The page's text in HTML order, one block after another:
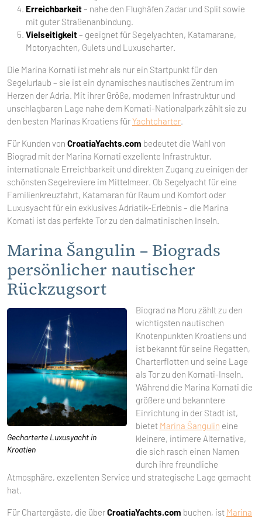
Erreichbarkeit– nahe den Flughäfen Zadar und Split sowie
mit guter Straßenanbindung.
Vielseitigkeit– geeignet für Segelyachten, Katamarane,
Motoryachten, Gulets und Luxuscharter.
Die Marina Kornati ist mehr als nur ein Startpunkt für den
Segelurlaub – sie ist ein dynamisches nautisches Zentrum im
Herzen der Adria. Mit ihrer Größe, modernen Infrastruktur und
unschlagbaren Lage nahe dem Kornati-Nationalpark zählt sie zu
den besten Marinas Kroatiens fürYachtcharter.
Für Kunden von CroatiaYachts.com bedeutet die Wahl von
Biograd mit der Marina Kornati exzellente Infrastruktur,
internationale Erreichbarkeit und direkten Zugang zu einigen der
schönsten Segelreviere im Mittelmeer. Ob Segelyacht für eine
Familienkreuzfahrt, Katamaran für Raum und Komfort oder
Luxusyacht für ein exklusives Adriatik-Erlebnis – die Marina
Kornati ist das perfekte Tor zu den dalmatinischen Inseln.
Marina Šangulin – Biograds
persönlicher nautischer
Rückzugsort
Gecharterte Luxusyacht in
Kroatien
Biograd na Moru zählt zu den
wichtigsten nautischen
Knotenpunkten Kroatiens und
ist bekannt für seine Regatten,
Charterflotten und seine Lage
als Tor zu den Kornati-Inseln.
Während die Marina Kornati die
größere und bekanntere
Einrichtung in der Stadt ist,
bietet Marina Šangulin eine
kleinere, intimere Alternative,
die sich rasch einen Namen
durch ihre freundliche
Atmosphäre, exzellenten Service und strategische Lage gemacht
hat.
Für Chartergäste, die überCroatiaYachts.com buchen, ist Marina